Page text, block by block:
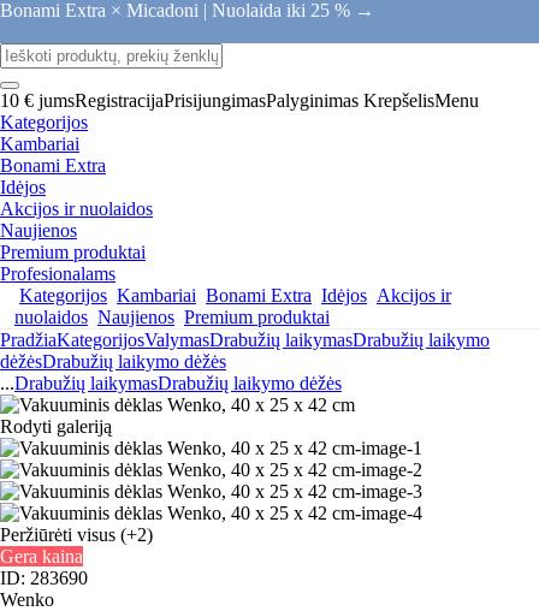
Bonami Extra × Micadoni | Nuolaida iki 25 % →
10 € jumsRegistracijaPrisijungimasPalyginimas KrepšelisMenu
Kategorijos
Kambariai
Bonami Extra
Idėjos
Akcijos ir nuolaidos
Naujienos
Premium produktai
Profesionalams
Kategorijos Kambariai Bonami Extra Idėjos Akcijos ir
nuolaidos Naujienos Premium produktai
PradžiaKategorijosValymasDrabužių laikymasDrabužių laikymo
dėžėsDrabužių laikymo dėžės
...Drabužių laikymasDrabužių laikymo dėžės
Rodyti galeriją
Peržiūrėti visus (+2)
Gera kaina
ID: 283690
Wenko